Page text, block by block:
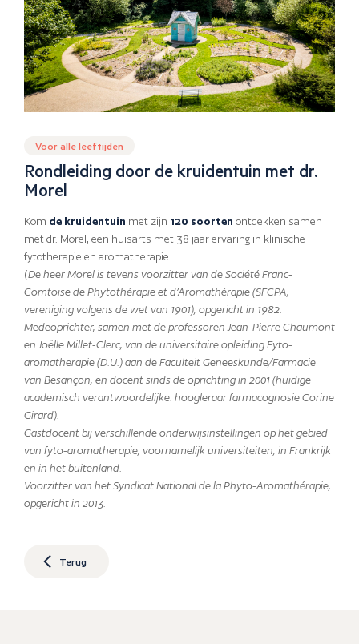
Voor alle leeftijden
Rondleiding door de kruidentuin met dr.
Morel
Kom de kruidentuin met zijn 120 soorten ontdekken samen
met dr. Morel, een huisarts met 38 jaar ervaring in klinische
fytotherapie en aromatherapie.
(De heer Morel is tevens voorzitter van de Société Franc-
Comtoise de Phytothérapie et d’Aromathérapie (SFCPA,
vereniging volgens de wet van 1901), opgericht in 1982.
Medeoprichter, samen met de professoren Jean-Pierre Chaumont
en Joëlle Millet-Clerc, van de universitaire opleiding Fyto-
aromatherapie (D.U.) aan de Faculteit Geneeskunde/Farmacie
van Besançon, en docent sinds de oprichting in 2001 (huidige
academisch verantwoordelijke: hoogleraar farmacognosie Corine
Girard).
Gastdocent bij verschillende onderwijsinstellingen op het gebied
van fyto-aromatherapie, voornamelijk universiteiten, in Frankrijk
en in het buitenland.
Voorzitter van het Syndicat National de la Phyto-Aromathérapie,
opgericht in 2013.
Terug